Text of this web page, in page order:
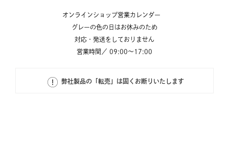
オンラインショップ営業カレンダー
グレーの色の日はお休みのため
対応・発送をしておりません
営業時間／ 09:00～17:00
弊社製品の「転売」は固くお断りいたします